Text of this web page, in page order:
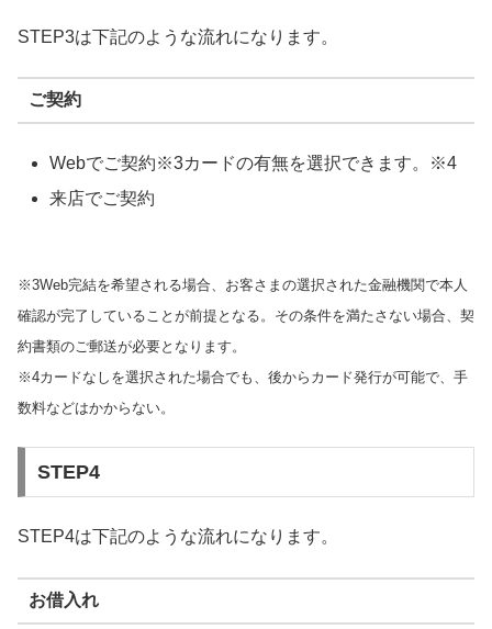
STEP3は下記のような流れになります。
ご契約
Webでご契約※3カードの有無を選択できます。※4
来店でご契約
※3Web完結を希望される場合、お客さまの選択された金融機関で本人
確認が完了していることが前提となる。その条件を満たさない場合、契
約書類のご郵送が必要となります。
※4カードなしを選択された場合でも、後からカード発行が可能で、手
数料などはかからない。
STEP4
STEP4は下記のような流れになります。
お借入れ